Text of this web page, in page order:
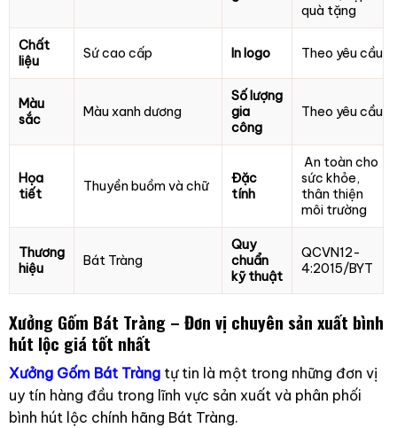
quà tặng
Chất
liệu
Sứ cao cấp In logo Theo yêu cầu
Màu
sắc
Màu xanh dương
Số lượng
gia
công
Theo yêu cầu
Họa
tiết
Thuyền buồm và chữ
Đặc
tính
An toàn cho
sức khỏe,
thân thiện
môi trường
Thương
hiệu
Bát Tràng
Quy
chuẩn
kỹ thuật
QCVN12-
4:2015/BYT
Xưởng Gốm Bát Tràng – Đơn vị chuyên sản xuất bình
hút lộc giá tốt nhất
Xưởng Gốm Bát Tràngtự tin là một trong những đơn vị
uy tín hàng đầu trong lĩnh vực sản xuất và phân phối
bình hút lộc chính hãng Bát Tràng.